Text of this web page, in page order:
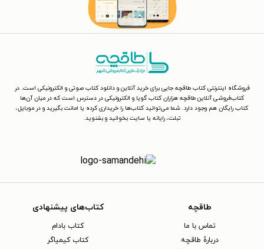
فروشگاه اینترنتی کتاب طاقچه جایی برای خرید آنلاین و دانلود کتاب صوتی و الکترونیکی است. در
کتاب‌فروشی آنلاین طاقچه هزاران کتاب گویا و الکترونیکی در دسترس است که در میان آن‌ها
کتاب رایگان هم وجود دارد. شما می‌توانید کتاب‌ها را خریداری کرده یا امانت بگیرید و در موبایل،
تبلت، رایانه یا سایت بخوانید و بشنوید.
طاقچه
تماس با ما
دربارهٔ طاقچه
کتاب‌های پیشنهادی
کتاب بادام
کتاب کیمیاگر